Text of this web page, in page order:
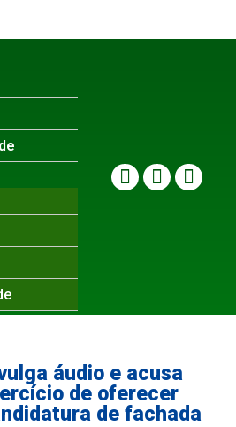
áudio e acusa
de oferecer
de fachada